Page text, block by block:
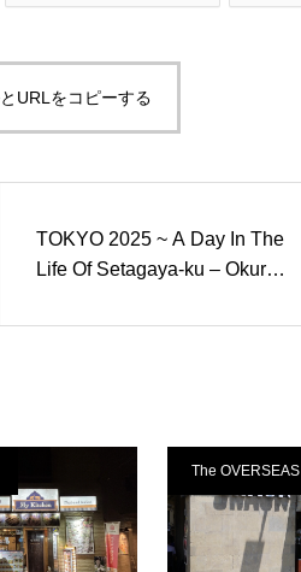
URLをコピーする
TOKYO 2025 ~ A Day In The
Life Of Setagaya-ku – Okural
The OVERSEAS